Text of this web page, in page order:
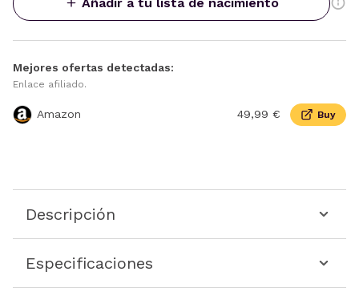
Mejores ofertas detectadas:
Enlace afiliado.
Amazon 49,99 € Buy
Descripción
Especificaciones